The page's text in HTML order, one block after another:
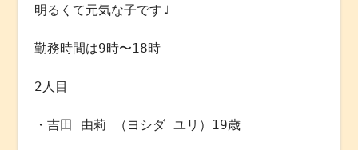
明るくて元気な子です♩
勤務時間は9時〜18時
2人目
・吉田 由莉 （ヨシダ ユリ）19歳